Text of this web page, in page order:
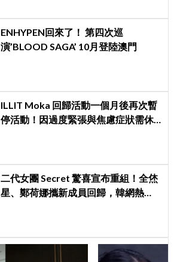
ENHYPEN回來了！ 第四次巡
演’BLOOD SAGA’ 10月登陸澳門
ILLIT Moka 回歸活動一個月後再次暫
停活動！因過度緊張與焦慮症狀需休
二代女團 Secret 驚喜宣布重組！全烋
星、鄭荷娜攜新成員回歸，韓網熱